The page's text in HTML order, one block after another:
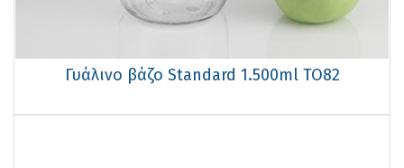
Γυάλινο βάζο Standard 1.500ml TO82